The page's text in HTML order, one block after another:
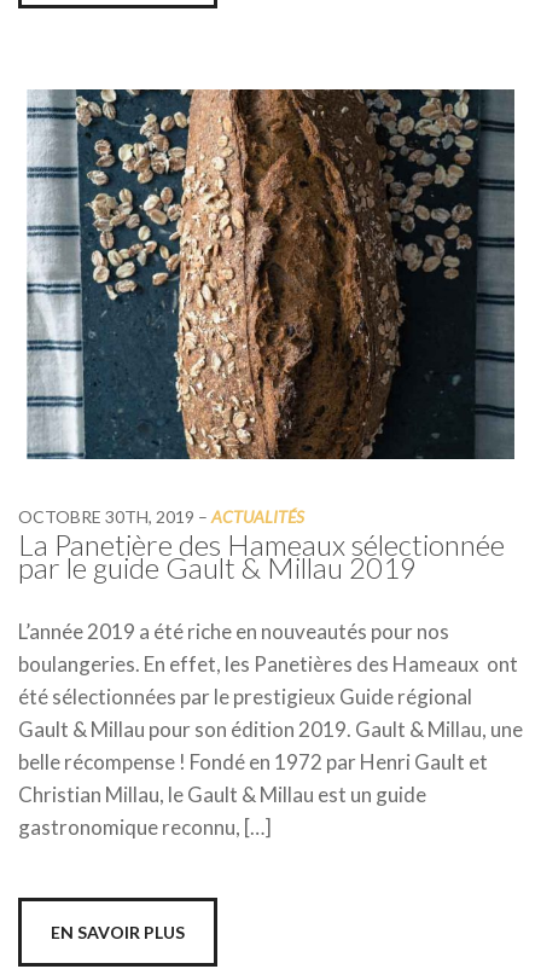
OCTOBRE 30TH, 2019 – ACTUALITÉS
La Panetière des Hameaux sélectionnée
par le guide Gault & Millau 2019
L’année 2019 a été riche en nouveautés pour nos
boulangeries. En effet, les Panetières des Hameaux ont
été sélectionnées par le prestigieux Guide régional
Gault & Millau pour son édition 2019. Gault & Millau, une
belle récompense ! Fondé en 1972 par Henri Gault et
Christian Millau, le Gault & Millau est un guide
gastronomique reconnu, […]
EN SAVOIR PLUS